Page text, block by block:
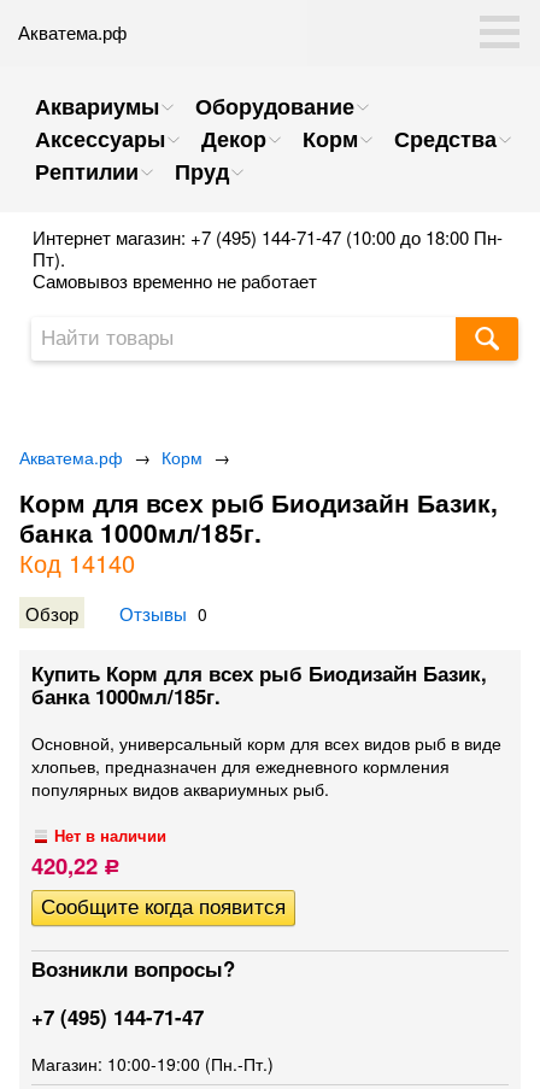
Акватема.рф
Аквариумы
Оборудование
Аксессуары
Декор Корм
Средства
Рептилии
Пруд
Интернет магазин: +7 (495) 144-71-47 (10:00 до 18:00 Пн-
Пт).
Самовывоз временно не работает
Акватема.рф → Корм →
Корм для всех рыб Биодизайн Базик,
банка 1000мл/185г.
Код 14140
Обзор Отзывы 0
Купить Корм для всех рыб Биодизайн Базик,
банка 1000мл/185г.
Основной, универсальный корм для всех видов рыб в виде
хлопьев, предназначен для ежедневного кормления
популярных видов аквариумных рыб.
Нет в наличии
420,22 Р
Возникли вопросы?
+7 (495) 144-71-47
Магазин: 10:00-19:00 (Пн.-Пт.)